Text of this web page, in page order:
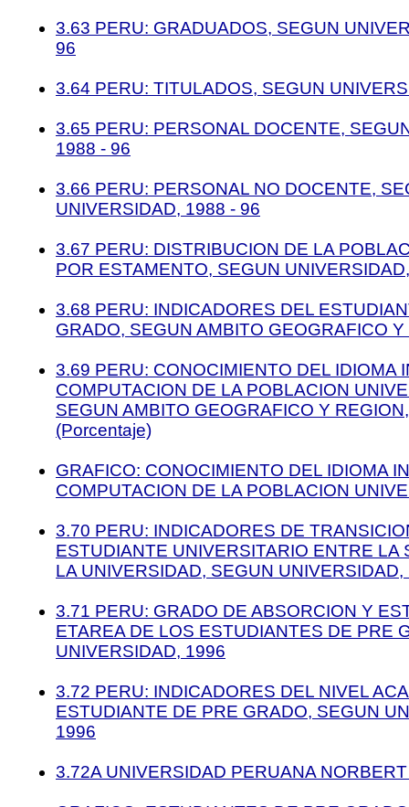
3.63 PERU: GRADUADOS, SEGUN
96
3.64 PERU: TITULADOS, SEGUN
3.65 PERU: PERSONAL DOCENTE,
1988 - 96
3.66 PERU: PERSONAL NO DOCENTE,
UNIVERSIDAD, 1988 - 96
3.67 PERU: DISTRIBUCION DE LA
POR ESTAMENTO, SEGUN
3.68 PERU: INDICADORES DEL
GRADO, SEGUN AMBITO GEOGRAFICO
3.69 PERU: CONOCIMIENTO DEL IDIOMA
COMPUTACION DE LA POBLACION
SEGUN AMBITO GEOGRAFICO Y
(Porcentaje)
GRAFICO: CONOCIMIENTO DEL IDIOMA
COMPUTACION DE LA POBLACION
3.70 PERU: INDICADORES DE
ESTUDIANTE UNIVERSITARIO ENTRE LA
LA UNIVERSIDAD, SEGUN UNIVERSIDAD,
3.71 PERU: GRADO DE ABSORCION Y
ETAREA DE LOS ESTUDIANTES DE PRE
UNIVERSIDAD, 1996
3.72 PERU: INDICADORES DEL NIVEL
ESTUDIANTE DE PRE GRADO, SEGUN
1996
3.72A UNIVERSIDAD PERUANA